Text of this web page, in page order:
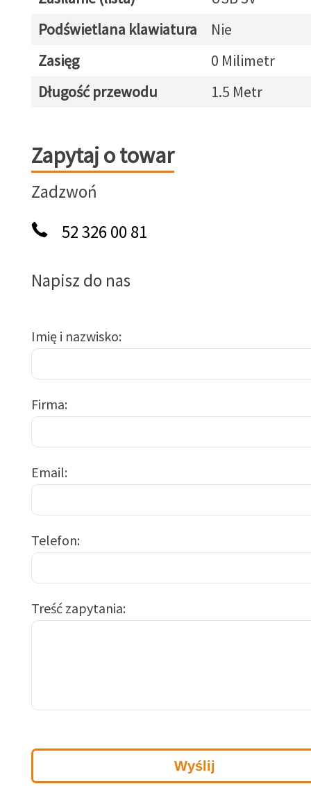
Podświetlana klawiatura
Nie
Zasięg
0 Milimetr
Długość przewodu
1.5 Metr
Zapytaj o towar
Zapytaj o towar
Zadzwoń
52 326 00 81
Napisz do nas
Imię i nazwisko
Firma
Email
Telefon
Treść zapytania